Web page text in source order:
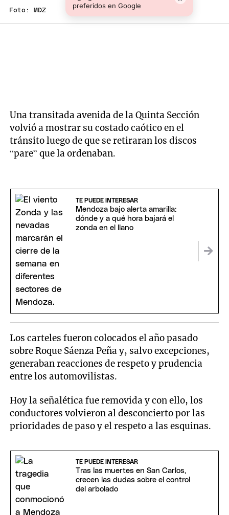
preferidos en Google
Foto: MDZ
Una transitada avenida de la Quinta Sección
volvió a mostrar su costado caótico en el
tránsito luego de que se retiraran los discos
“pare” que la ordenaban.
TE PUEDE INTERESAR
Mendoza bajo alerta amarilla:
dónde y a qué hora bajará el
zonda en el llano
Los carteles fueron colocados el año pasado
sobre Roque Sáenza Peña y, salvo excepciones,
generaban reacciones de respeto y prudencia
entre los automovilistas.
Hoy la señalética fue removida y con ello, los
conductores volvieron al desconcierto por las
prioridades de paso y el respeto a las esquinas.
TE PUEDE INTERESAR
Tras las muertes en San Carlos,
crecen las dudas sobre el control
del arbolado